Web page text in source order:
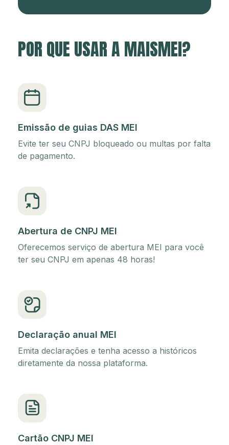
POR QUE USAR A MAISMEI?
Emissão de guias DAS MEI
Evite ter seu CNPJ bloqueado ou multas por falta
de pagamento.
Abertura de CNPJ MEI
Oferecemos serviço de abertura MEI para você
ter seu CNPJ em apenas 48 horas!
Declaração anual MEI
Emita declarações e tenha acesso a históricos
diretamente da nossa plataforma.
Cartão CNPJ MEI